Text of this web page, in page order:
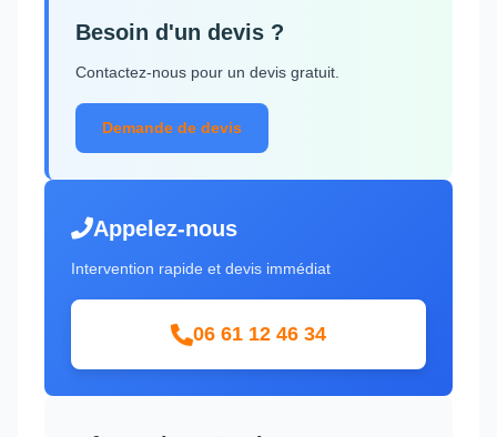
Besoin d'un devis ?
Contactez-nous pour un devis gratuit.
Demande de devis
Appelez-nous
Intervention rapide et devis immédiat
06 61 12 46 34